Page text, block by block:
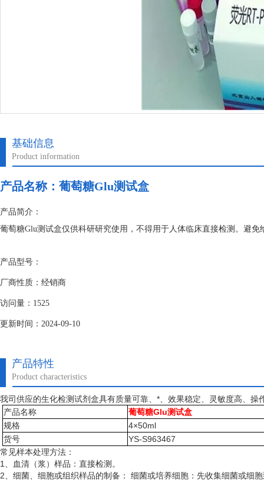
基础信息
Product information
产品名称： 葡萄糖Glu测试盒
产品简介：
葡萄糖Glu测试盒仅供科研研究使用，不得用于人体临床直接检测。避
产品型号：
厂商性质：经销商
访问量：1525
更新时间：2024-09-10
产品特性
Product characteristics
我司供应的生化检测试剂盒具有质量可靠、*、效果稳定、灵敏度高、操
产品名称
葡萄糖Glu测试盒
规格
4×50ml
货号
YS-S963467
常见样本处理方法：
1、血清（浆）样品：直接检测。
2、细菌、细胞或组织样品的制备： 细菌或培养细胞：先收集细菌或细